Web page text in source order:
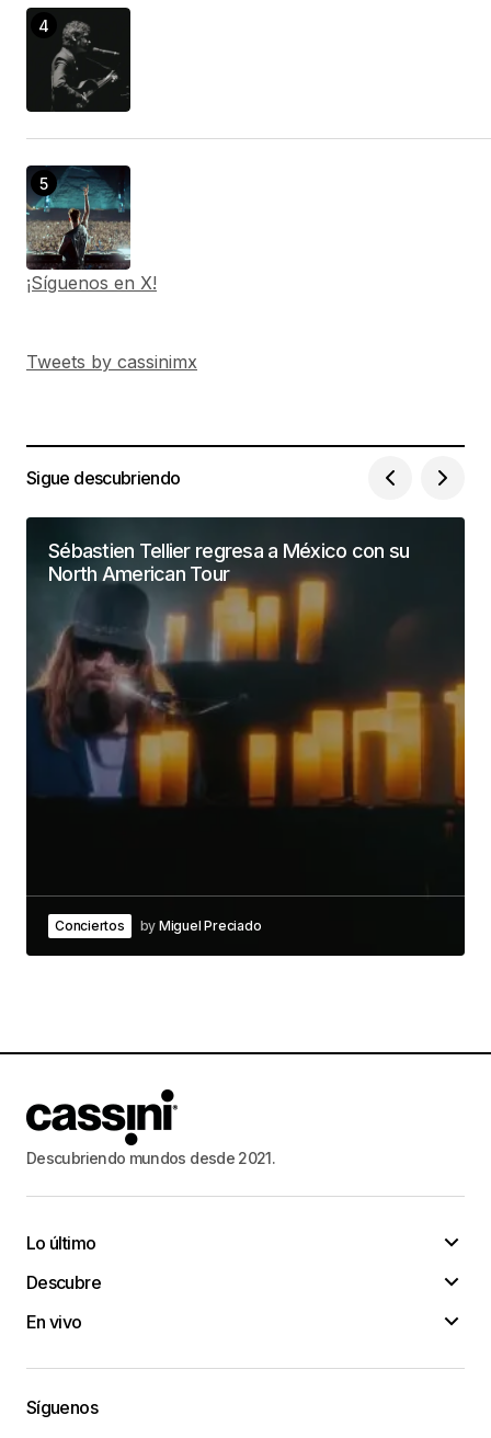
¡Síguenos en X!
Tweets by cassinimx
Sigue descubriendo
Sébastien Tellier regresa a México con su
North American Tour
Conciertos by Miguel Preciado
Descubriendo mundos desde 2021.
Lo último
Descubre
En vivo
Síguenos